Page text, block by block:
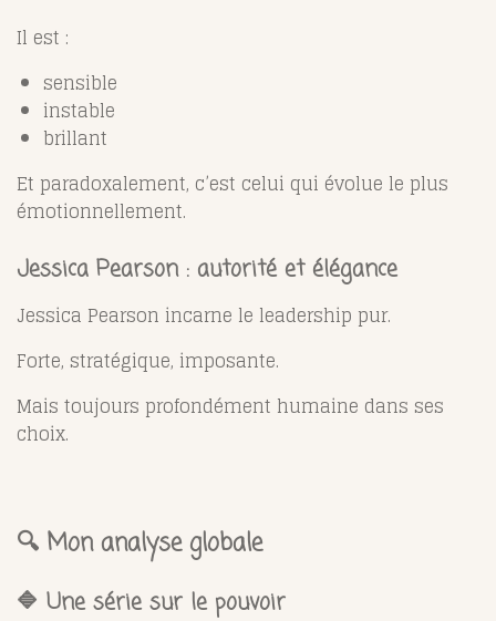
Il est :
sensible
instable
brillant
Et paradoxalement, c’est celui qui évolue le plus
émotionnellement.
Jessica Pearson : autorité et élégance
Jessica Pearson incarne le leadership pur.
Forte, stratégique, imposante.
Mais toujours profondément humaine dans ses
choix.
🔍 Mon analyse globale
🔷 Une série sur le pouvoir